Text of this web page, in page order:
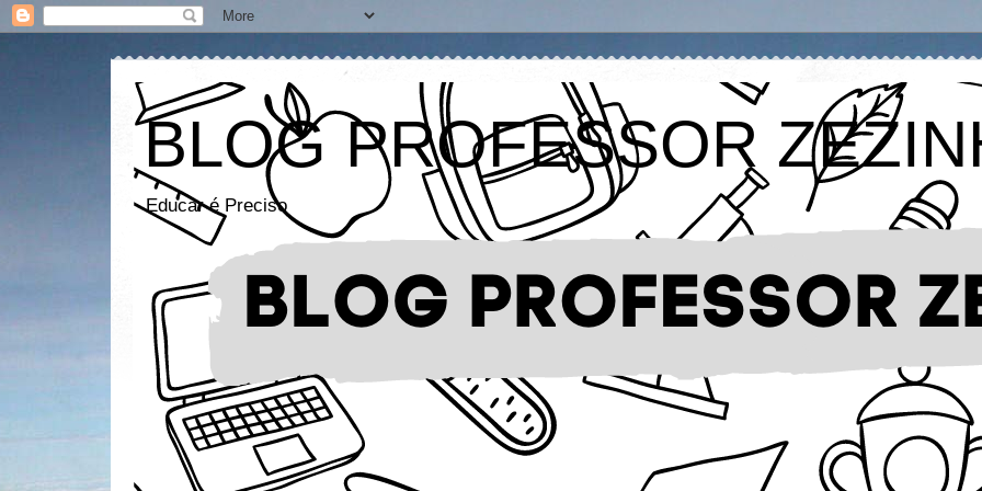
BLOG PROFESSOR
Educar é Preciso